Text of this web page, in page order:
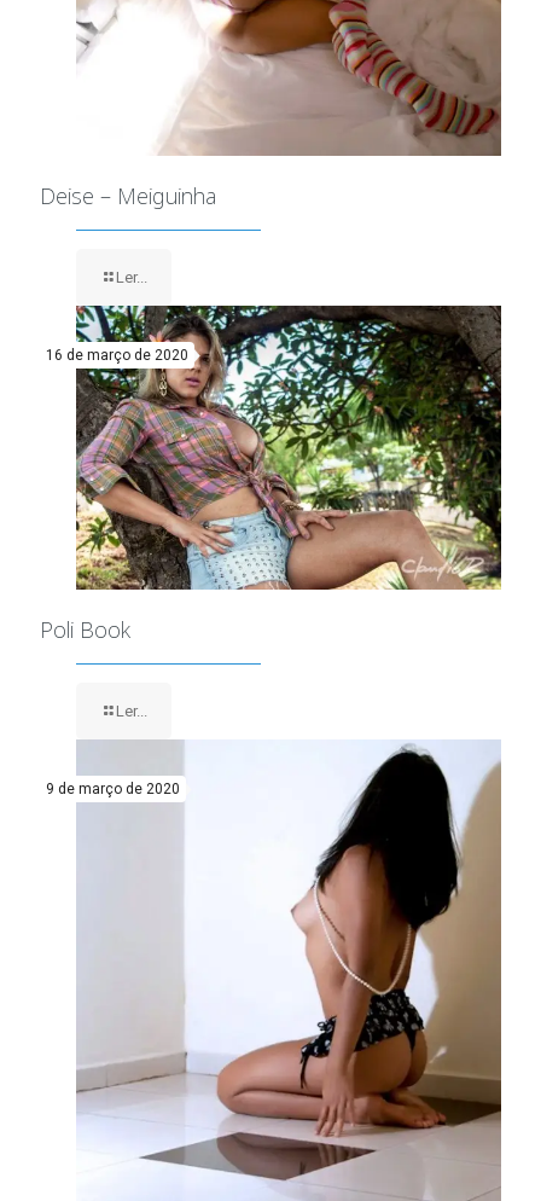
Deise – Meiguinha
Ler...
16 de março de 2020
Poli Book
Ler...
9 de março de 2020